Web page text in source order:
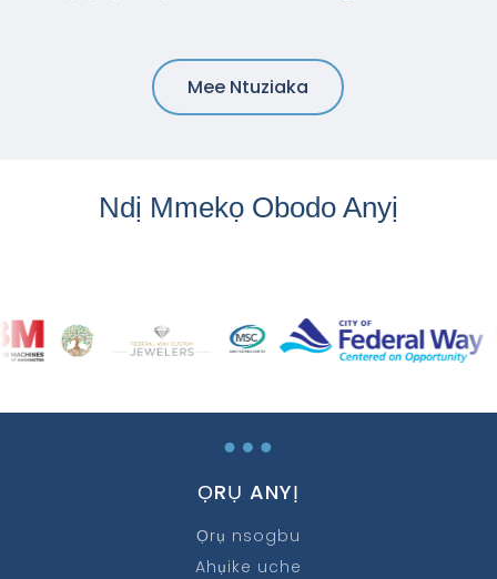
Mee Ntuziaka
Ndị Mmekọ Obodo Anyị
…
ỌRỤ ANYỊ
Ọrụ nsogbu
Ahụike uche